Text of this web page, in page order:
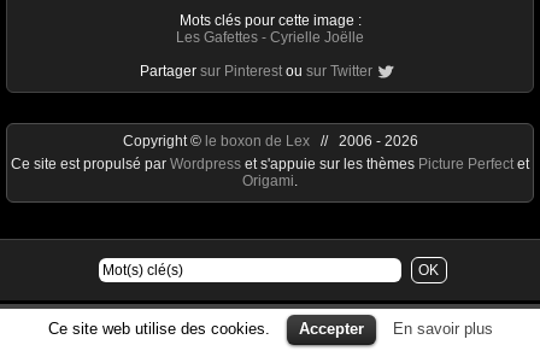
Mots clés pour cette image :
Les Gafettes - Cyrielle Joëlle
Partager sur Pinterest ou sur Twitter
Ce site web utilise des cookies. Accepter En savoir plus
Copyright © le boxon de Lex// 2006 - 2026
Ce site est propulsé par Wordpress et s'appuie sur les thèmes Picture Perfect et
Origami.